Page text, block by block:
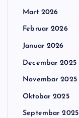
Mart 2026
Februar 2026
Januar 2026
Decembar 2025
Novembar 2025
Oktobar 2025
Septembar 2025